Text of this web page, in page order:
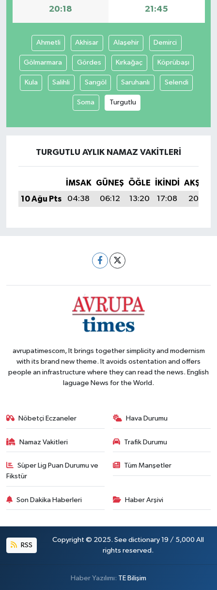
20:18 21:45
Ahmetli Akhisar Alaşehir Demirci
Gölmarmara Gördes Kırkağaç Köprübaşı
Kula Salihli Sarıgöl Saruhanlı Selendi
Soma Turgutlu
TURGUTLU AYLIK NAMAZ VAKITLERI
İMSAK GÜNEŞ ÖĞLE İKINDI
AKŞAM
10 Ağu Pts
04:38 06:12 13:20 17:08 20:18
avrupatimescom, It brings together simplicity and modernism
with its brand new theme. It avoids ostentation and offers
people an infrastructure where they can read the news. English
laguage News for the World.
Nöbetçi Eczaneler Hava Durumu
Namaz Vakitleri Trafik Durumu
Süper Lig Puan Durumu ve
Fikstür
Tüm Manşetler
Son Dakika Haberleri Haber Arşivi
RSS
Copyright © 2025. See dictionary 19 / 5,000 All
rights reserved.
Haber Yazılımı: TE Bilişim